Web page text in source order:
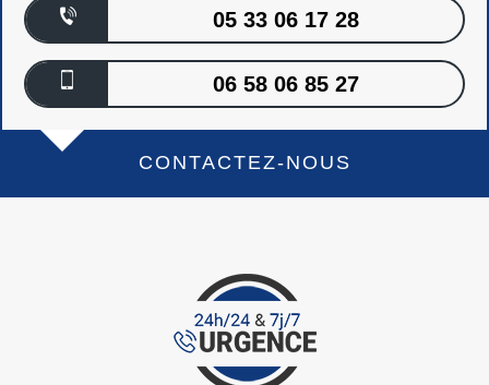
05 33 06 17 28
06 58 06 85 27
CONTACTEZ-NOUS